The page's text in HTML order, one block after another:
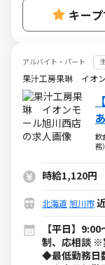
キー
アルバイト・パート
果汁工房果琳 イオ
飲
務
時給1,120円
北海道 旭川市
【平日】
制、応相談 ※
◆最低勤務日